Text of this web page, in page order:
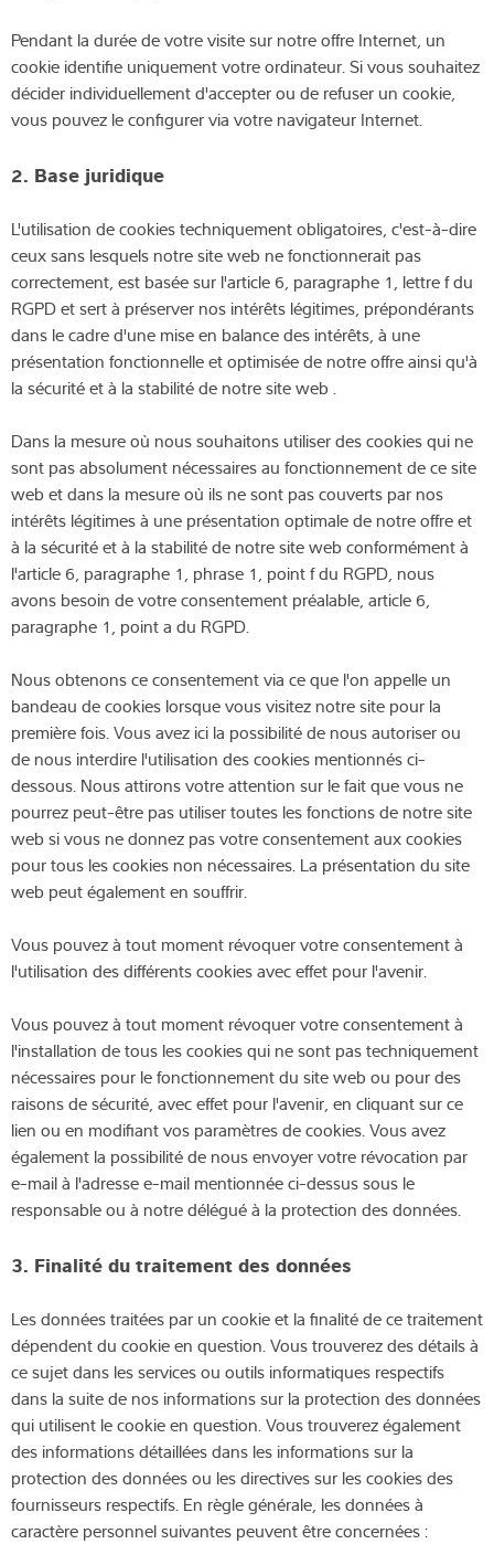
Pendant la durée de votre visite sur notre offre Internet, un
cookie identifie uniquement votre ordinateur. Si vous souhaitez
décider individuellement d'accepter ou de refuser un cookie,
vous pouvez le configurer via votre navigateur Internet.
2. Base juridique
L'utilisation de cookies techniquement obligatoires, c'est-à-dire
ceux sans lesquels notre site web ne fonctionnerait pas
correctement, est basée sur l'article 6, paragraphe 1, lettre f du
RGPD et sert à préserver nos intérêts légitimes, prépondérants
dans le cadre d'une mise en balance des intérêts, à une
présentation fonctionnelle et optimisée de notre offre ainsi qu'à
la sécurité et à la stabilité de notre site web .
Dans la mesure où nous souhaitons utiliser des cookies qui ne
sont pas absolument nécessaires au fonctionnement de ce site
web et dans la mesure où ils ne sont pas couverts par nos
intérêts légitimes à une présentation optimale de notre offre et
à la sécurité et à la stabilité de notre site web conformément à
l'article 6, paragraphe 1, phrase 1, point f du RGPD, nous
avons besoin de votre consentement préalable, article 6,
paragraphe 1, point a du RGPD.
Nous obtenons ce consentement via ce que l'on appelle un
bandeau de cookies lorsque vous visitez notre site pour la
première fois. Vous avez ici la possibilité de nous autoriser ou
de nous interdire l'utilisation des cookies mentionnés ci-
dessous. Nous attirons votre attention sur le fait que vous ne
pourrez peut-être pas utiliser toutes les fonctions de notre site
web si vous ne donnez pas votre consentement aux cookies
pour tous les cookies non nécessaires. La présentation du site
web peut également en souffrir.
Vous pouvez à tout moment révoquer votre consentement à
l'utilisation des différents cookies avec effet pour l'avenir.
Vous pouvez à tout moment révoquer votre consentement à
l'installation de tous les cookies qui ne sont pas techniquement
nécessaires pour le fonctionnement du site web ou pour des
raisons de sécurité, avec effet pour l'avenir, en cliquant sur ce
lien ou en modifiant vos paramètres de cookies. Vous avez
également la possibilité de nous envoyer votre révocation par
e-mail à l'adresse e-mail mentionnée ci-dessus sous le
responsable ou à notre délégué à la protection des données.
3. Finalité du traitement des données
Les données traitées par un cookie et la finalité de ce traitement
dépendent du cookie en question. Vous trouverez des détails à
ce sujet dans les services ou outils informatiques respectifs
dans la suite de nos informations sur la protection des données
qui utilisent le cookie en question. Vous trouverez également
des informations détaillées dans les informations sur la
protection des données ou les directives sur les cookies des
fournisseurs respectifs. En règle générale, les données à
caractère personnel suivantes peuvent être concernées :